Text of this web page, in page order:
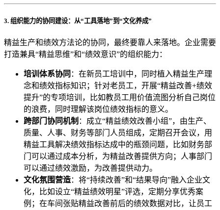
3. 组织能力的协同建设：从“工具落地”到“文化养成”
精益生产和绩效方法论的协同，最终要靠人来落地。企业需要
打造兼具“精益思维”和“绩效意识”的组织能力：
培训体系协同 ：在新员工培训中，同时植入精益生产理
念和绩效指标知识；针对老员工，开展“精益改善+绩效
提升”的专项培训，比如教员工用价值流图分析自己岗位
的浪费，同时理解该岗位绩效指标的意义。
跨部门协同机制 ：成立“精益绩效改善小组”，由生产、
质量、人事、财务等部门人员组成，定期召开会议，用
精益工具解决绩效指标达成中的瓶颈问题，比如财务部
门可以通过成本分析，为精益改善提供方向；人事部门
可以通过绩效激励，为改善提供动力。
文化氛围营造：将“持续改善”和“结果导向”融入企业文
化，比如设立“精益绩效明星”评选，定期分享优秀案
例；在车间张贴精益改善前后的绩效数据对比，让员工